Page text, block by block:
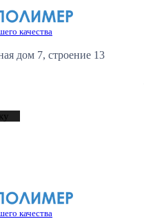
качества
дом 7, строение 13
качества